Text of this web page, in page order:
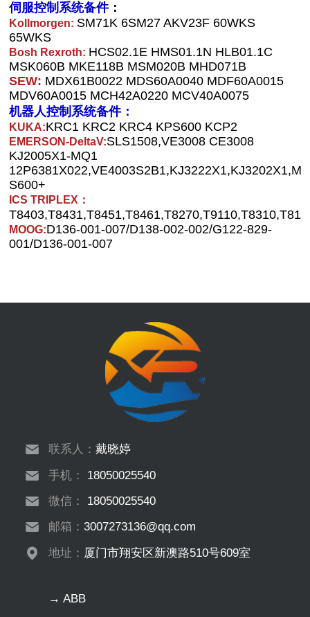
伺服控制系统备件：
Kollmorgen: SM71K 6SM27 AKV23F 60WKS
65WKS
Bosh Rexroth: HCS02.1E HMS01.1N HLB01.1C
MSK060B MKE118B MSM020B MHD071B
SEW: MDX61B0022 MDS60A0040 MDF60A0015
MDV60A0015 MCH42A0220 MCV40A0075
机器人控制系统备件：
KUKA:KRC1 KRC2 KRC4 KPS600 KCP2
EMERSON-DeltaV:SLS1508,VE3008 CE3008
KJ2005X1-MQ1
S600+
ICS TRIPLEX：
MOOG:D136-001-007/D138-002-002/G122-829-
001/D136-001-007
联系人：戴晓婷
手机：
18050025540
微信：
18050025540
邮箱：3007273136@qq.com
地址： 厦门市翔安区新澳路510号609室
→ ABB